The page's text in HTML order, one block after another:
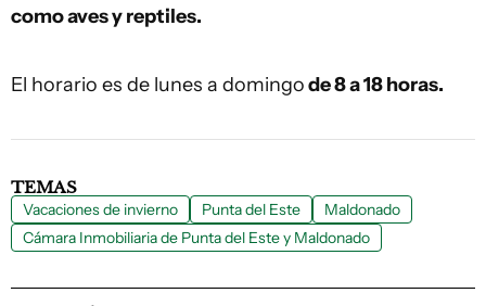
como aves y reptiles.
El horario es de lunes a domingode 8 a 18 horas.
TEMAS
Vacaciones de invierno Punta del Este
Maldonado
Cámara Inmobiliaria de Punta del Este y Maldonado